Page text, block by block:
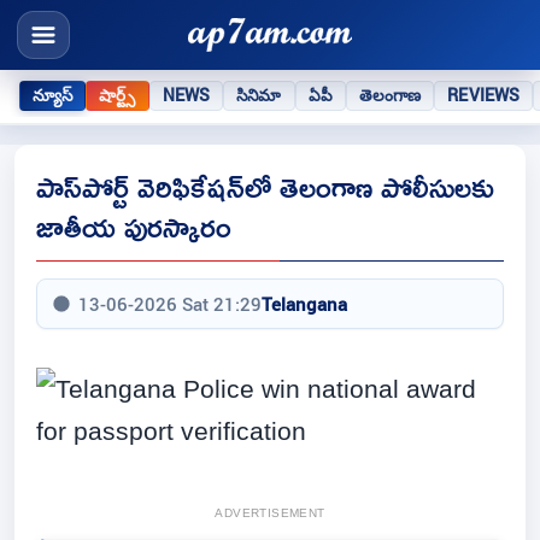
న్యూస్ షార్ట్స్ NEWS సినిమా ఏపీ తెలంగాణ REVIEWS
పాస్‌పోర్ట్ వెరిఫికేషన్‌లో తెలంగాణ పోలీసులకు
జాతీయ పురస్కారం
13-06-2026 Sat 21:29Telangana
ADVERTISEMENT